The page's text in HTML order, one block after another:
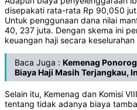
disepakati rata-rata Rp 90,050
Untuk penggunaan dana nilai
40, 237 juta. Dengan skema ini
keuangan haji secara
Baca Juga : Kemenag
Biaya Haji Masih Terjangkau,
Selain itu, Kemenag dan Komisi
tentang tidak adanya biaya